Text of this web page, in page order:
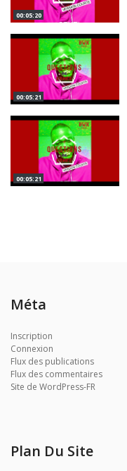
00:05:20
00:05:21
00:05:21
Méta
Inscription
Connexion
Flux des publications
Flux des commentaires
Site de WordPress-FR
Plan Du Site